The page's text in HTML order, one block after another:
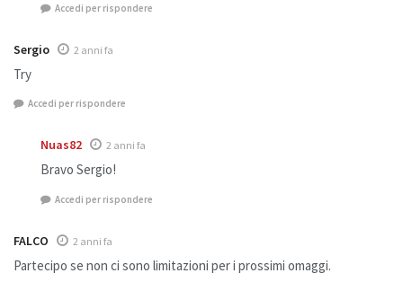
Accedi per rispondere
Sergio 2 anni fa
Try
Accedi per rispondere
Nuas82 2 anni fa
Bravo Sergio!
Accedi per rispondere
FALCO 2 anni fa
Partecipo se non ci sono limitazioni per i prossimi omaggi.